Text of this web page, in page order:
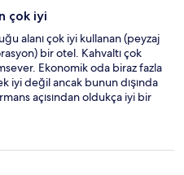
çok iyi
alanı çok iyi kullanan (peyzaj
bir otel. Kahvaltı çok
Ekonomik oda biraz fazla
iyi değil ancak bunun dışında
açısından oldukça iyi bir